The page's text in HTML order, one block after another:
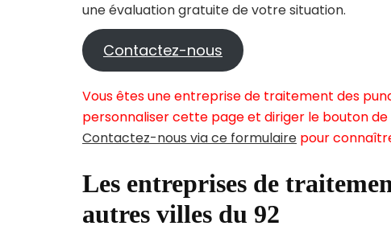
une évaluation gratuite de votre situation.
Contactez-nous
Vous êtes une entreprise de traitement des
personnaliser cette page et diriger le bouton
Contactez-nous via ce formulaire pour
Les entreprises de
autres villes du 92